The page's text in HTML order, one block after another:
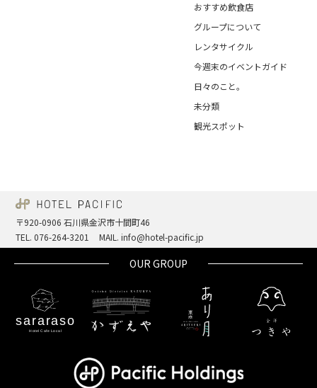
おすすめ飲食店
グループについて
レンタサイクル
今週末のイベントガイド
日々のこと。
未分類
観光スポット
〒920-0906 石川県金沢市十間町46
TEL. 076-264-3201
MAIL. info@hotel-pacific.jp
OUR GROUP